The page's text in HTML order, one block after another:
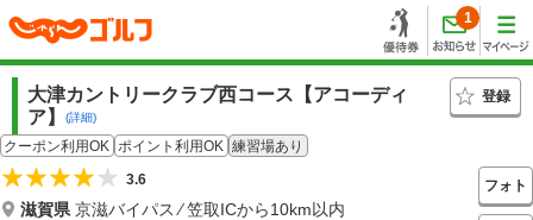
1
大津カントリークラブ西コース【アコーディ
ア】
(詳細)
登録
クーポン利用OK ポイント利用OK 練習場あり
3.6
滋賀県 京滋バイパス ⁄ 笠取ICから10km以内
フォト